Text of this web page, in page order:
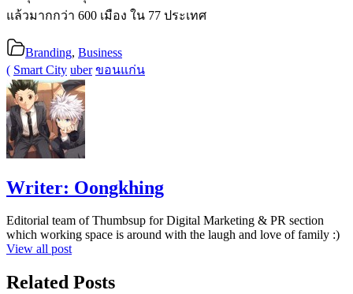
แล้วมากกว่า 600 เมือง ใน 77 ประเทศ
Branding, Business
( Smart City uber ขอนแก่น
Writer: Oongkhing
Editorial team of Thumbsup for Digital Marketing & PR section
which working space is around with the laugh and love of family :)
View all post
Related Posts